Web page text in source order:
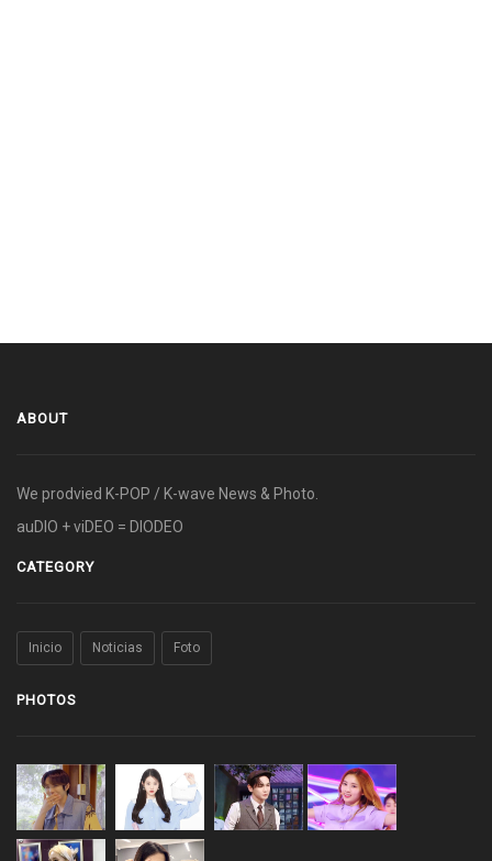
ABOUT
We prodvied K-POP / K-wave News & Photo.
auDIO + viDEO = DIODEO
CATEGORY
Inicio Noticias Foto
PHOTOS